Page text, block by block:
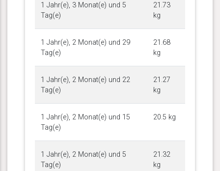
1 Jahr(e), 3 Monat(e) und 5
Tag(e)
21.73
kg
1 Jahr(e), 2 Monat(e) und 29
Tag(e)
21.68
kg
1 Jahr(e), 2 Monat(e) und 22
Tag(e)
21.27
kg
1 Jahr(e), 2 Monat(e) und 15
Tag(e)
20.5 kg
1 Jahr(e), 2 Monat(e) und 5
Tag(e)
21.32
kg